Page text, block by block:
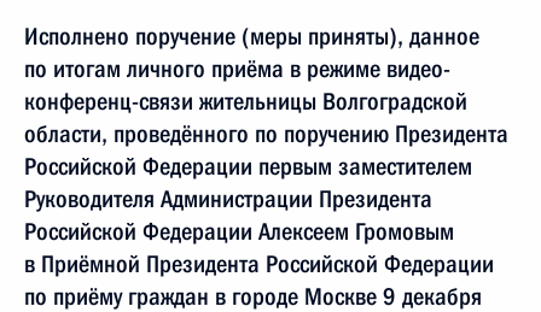
Исполнено поручение (меры приняты), данное
по итогам личного приёма в режиме видео-
конференц-связи жительницы Волгоградской
области, проведённого по поручению Президента
Российской Федерации первым заместителем
Руководителя Администрации Президента
Российской Федерации Алексеем Громовым
в Приёмной Президента Российской Федерации
по приёму граждан в городе Москве 9 декабря